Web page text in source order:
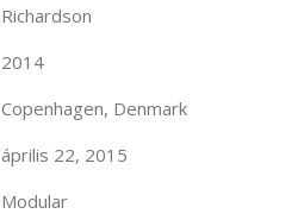
Richardson
2014
Copenhagen, Denmark
április 22, 2015
Modular